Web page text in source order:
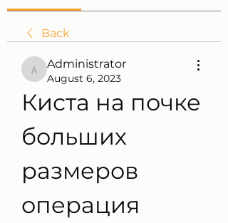
Back
Administrator
Administrator
August 6, 2023
Киста на почке
больших
размеров
операция